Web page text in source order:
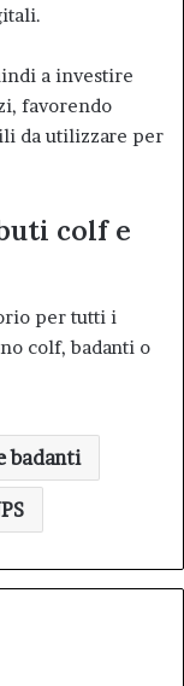
a investire
favorendo
da utilizzare per
colf e
per tutti i
colf, badanti o
badanti